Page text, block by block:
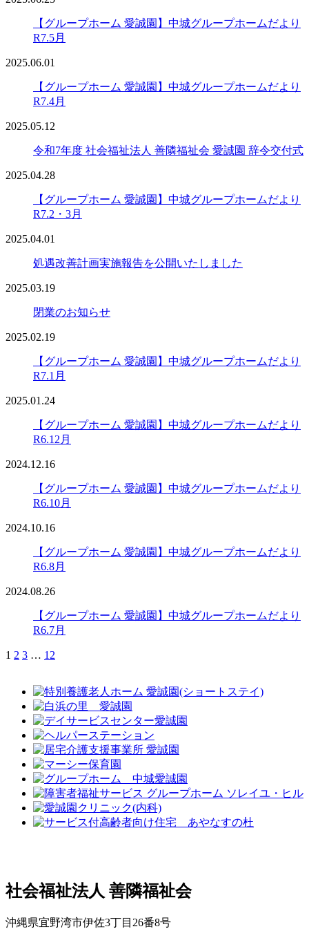
【グループホーム 愛誠園】中城グループホームだより
R7.5月
2025.06.01
【グループホーム 愛誠園】中城グループホームだより
R7.4月
2025.05.12
令和7年度 社会福祉法人 善隣福祉会 愛誠園 辞令交付式
2025.04.28
【グループホーム 愛誠園】中城グループホームだより
R7.2・3月
2025.04.01
処遇改善計画実施報告を公開いたしました
2025.03.19
閉業のお知らせ
2025.02.19
【グループホーム 愛誠園】中城グループホームだより
R7.1月
2025.01.24
【グループホーム 愛誠園】中城グループホームだより
R6.12月
2024.12.16
【グループホーム 愛誠園】中城グループホームだより
R6.10月
2024.10.16
【グループホーム 愛誠園】中城グループホームだより
R6.8月
2024.08.26
【グループホーム 愛誠園】中城グループホームだより
R6.7月
1 2 3 … 12
社会福祉法人 善隣福祉会
沖縄県宜野湾市伊佐3丁目26番8号